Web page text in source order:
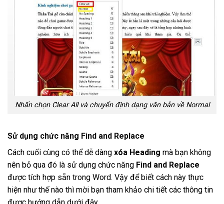
Nhấn chọn Clear All và chuyển định dạng văn bản về Normal
Sử dụng chức năng Find and Replace
Cách cuối cùng có thể dễ dàng xóa Heading mà bạn không
nên bỏ qua đó là sử dụng chức năng Find and Replace
được tích hợp sẵn trong Word. Vậy để biết cách này thực
hiện như thế nào thì mời bạn tham khảo chi tiết các thông tin
được hướng dẫn dưới đây.